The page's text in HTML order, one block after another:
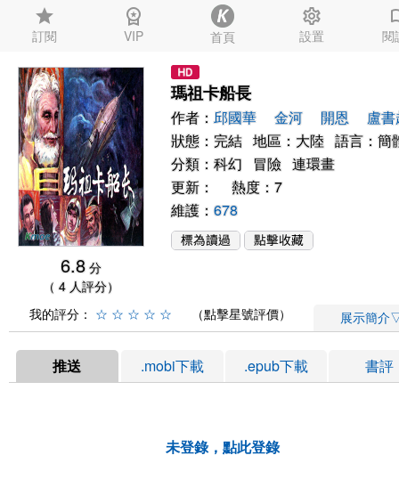
star
訂閱
workspace_premium
VIP 首頁
settings
設置 閱
6.8 分
（ 4 人評分）
瑪祖卡船長
作者： 邱國華 金河 開恩
盧書
狀態：完結 地區：大陸 語言：簡
分類： 科幻 冒險 連環畫
更新： 熱度：7
維護： 678
我的評分： ☆ ☆ ☆ ☆ ☆ （點擊星號評價） 展示簡介
推送 .mobi下載 .epub下載 書評
未登錄，點此登錄